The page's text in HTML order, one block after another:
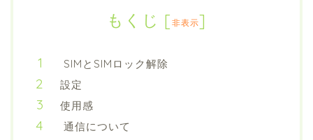
もくじ [非表示]
SIMとSIMロック解除
設定
使用感
通信について